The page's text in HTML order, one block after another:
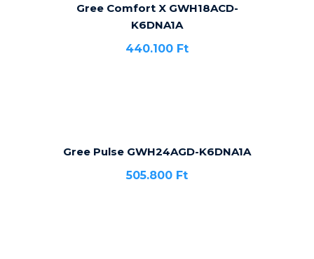
Gree Comfort X GWH18ACD-
K6DNA1A
440.100 Ft
Gree Pulse GWH24AGD-K6DNA1A
505.800 Ft